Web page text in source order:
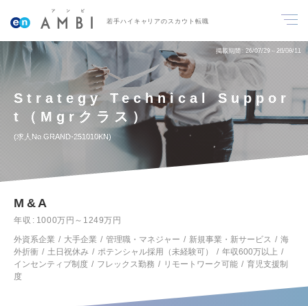
若手ハイキャリアのスカウト転職
掲載期間 26/07/29～26/08/11
Strategy Technical Suppor
t（Mgrクラス）
求人No.GRAND-251010KN
M&A
年収
1000万円～1249万円
外資系企業
大手企業 管理職・マネジャー 新規事業・新サービス
海
外折衝
土日祝休み ポテンシャル採用（未経験可）
年収600万以上
インセンティブ制度
フレックス勤務 リモートワーク可能
育児支援制
度